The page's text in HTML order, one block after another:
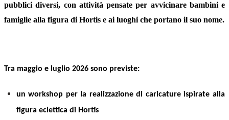
pubblici diversi, con attività pensate per avvicinare bambini e
famiglie alla figura di Hortis e ai luoghi che portano il suo nome.
Tra maggio e luglio 2026 sono previste:
un workshop per la realizzazione di caricature ispirate alla
figura eclettica di Hortis